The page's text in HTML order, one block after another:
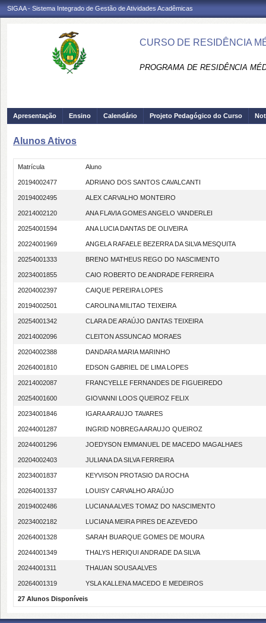
SIGAA - Sistema Integrado de Gestão de Atividades Acadêmicas
CURSO DE RESIDÊNCIA
PROGRAMA DE RESIDÊNCIA
Apresentação Ensino Calendário Projeto Pedagógico do Curso
Alunos Ativos
Matrícula Aluno
20194002477 ADRIANO DOS SANTOS CAVALCANTI
20194002495 ALEX CARVALHO MONTEIRO
20214002120 ANA FLAVIA GOMES ANGELO VANDERLEI
20254001594 ANA LUCIA DANTAS DE OLIVEIRA
20224001969 ANGELA RAFAELE BEZERRA DA SILVA MESQUITA
20254001333 BRENO MATHEUS REGO DO NASCIMENTO
20234001855 CAIO ROBERTO DE ANDRADE FERREIRA
20204002397 CAIQUE PEREIRA LOPES
20194002501 CAROLINA MILITAO TEIXEIRA
20254001342 CLARA DE ARAÚJO DANTAS TEIXEIRA
20214002096 CLEITON ASSUNCAO MORAES
20204002388 DANDARA MARIA MARINHO
20264001810 EDSON GABRIEL DE LIMA LOPES
20214002087 FRANCYELLE FERNANDES DE FIGUEIREDO
20254001600 GIOVANNI LOOS QUEIROZ FELIX
20234001846 IGARA ARAUJO TAVARES
20244001287 INGRID NOBREGA ARAUJO QUEIROZ
20244001296 JOEDYSON EMMANUEL DE MACEDO MAGALHAES
20204002403 JULIANA DA SILVA FERREIRA
20234001837 KEYVISON PROTASIO DA ROCHA
20264001337 LOUISY CARVALHO ARAÚJO
20194002486 LUCIANA ALVES TOMAZ DO NASCIMENTO
20234002182 LUCIANA MEIRA PIRES DE AZEVEDO
20264001328 SARAH BUARQUE GOMES DE MOURA
20244001349 THALYS HERIQUI ANDRADE DA SILVA
20244001311 THAUAN SOUSA ALVES
20264001319 YSLA KALLENA MACEDO E MEDEIROS
27 Alunos Disponíveis